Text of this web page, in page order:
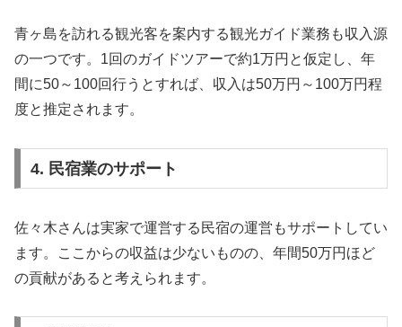
青ヶ島を訪れる観光客を案内する観光ガイド業務も収入源
の一つです。1回のガイドツアーで約1万円と仮定し、年
間に50～100回行うとすれば、収入は50万円～100万円程
度と推定されます。
4. 民宿業のサポート
佐々木さんは実家で運営する民宿の運営もサポートしてい
ます。ここからの収益は少ないものの、年間50万円ほど
の貢献があると考えられます。